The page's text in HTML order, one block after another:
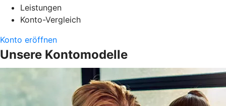
Leistungen
Konto-Vergleich
Konto eröffnen
Unsere Kontomodelle